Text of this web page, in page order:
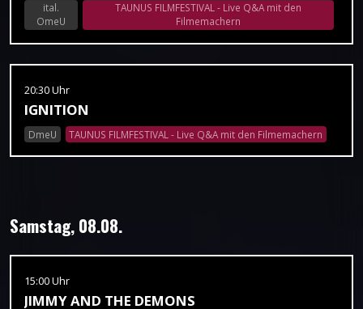
ital.
OmeU
TAUNUS FILMFESTIVAL - Live Q&A mit den
Filmemachern
20:30 Uhr
IGNITION
DmeU TAUNUS FILMFESTIVAL - Live Q&A mit den Filmemachern
Samstag, 08.08.
15:00 Uhr
JIMMY AND THE DEMONS